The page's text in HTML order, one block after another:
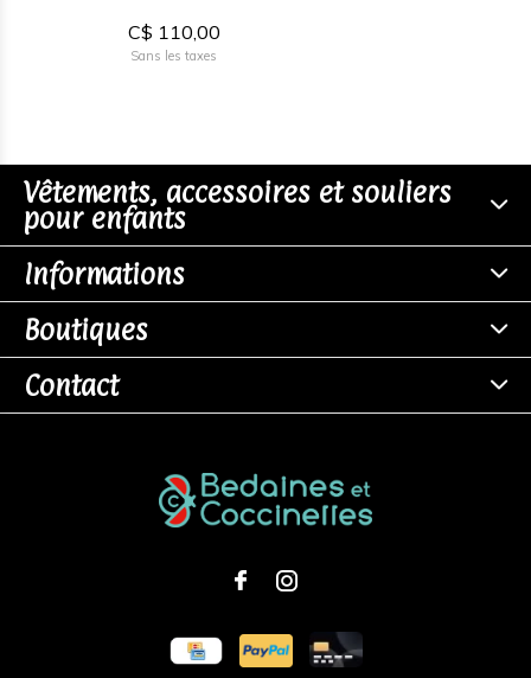
C$ 110,00
Sans les taxes
Vêtements, accessoires et souliers
pour enfants
Informations
Boutiques
Contact